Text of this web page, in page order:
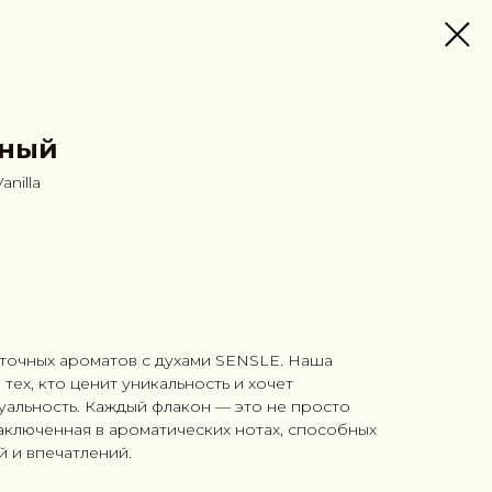
ароматов с духами SENSLE. Наша
кто ценит уникальность и хочет
Каждый флакон — это не просто
в ароматических нотах, способных
и впечатлений.